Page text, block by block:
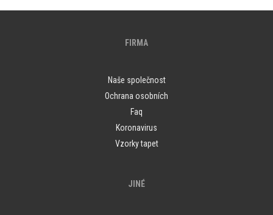
FIRMA
Naše společnost
Ochrana osobních
Faq
Koronavirus
Vzorky tapet
JINÉ